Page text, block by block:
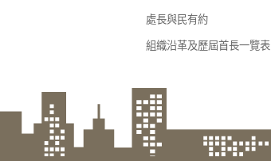
處長與民有約
組織沿革及歷屆首長一覽表